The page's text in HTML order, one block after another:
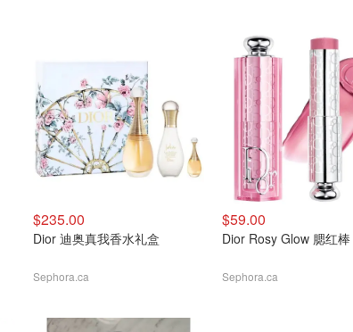
$235.00
Dior 迪奥真我香水礼盒
Sephora.ca
$59.00
Dior Rosy Glow 腮红棒
Sephora.ca